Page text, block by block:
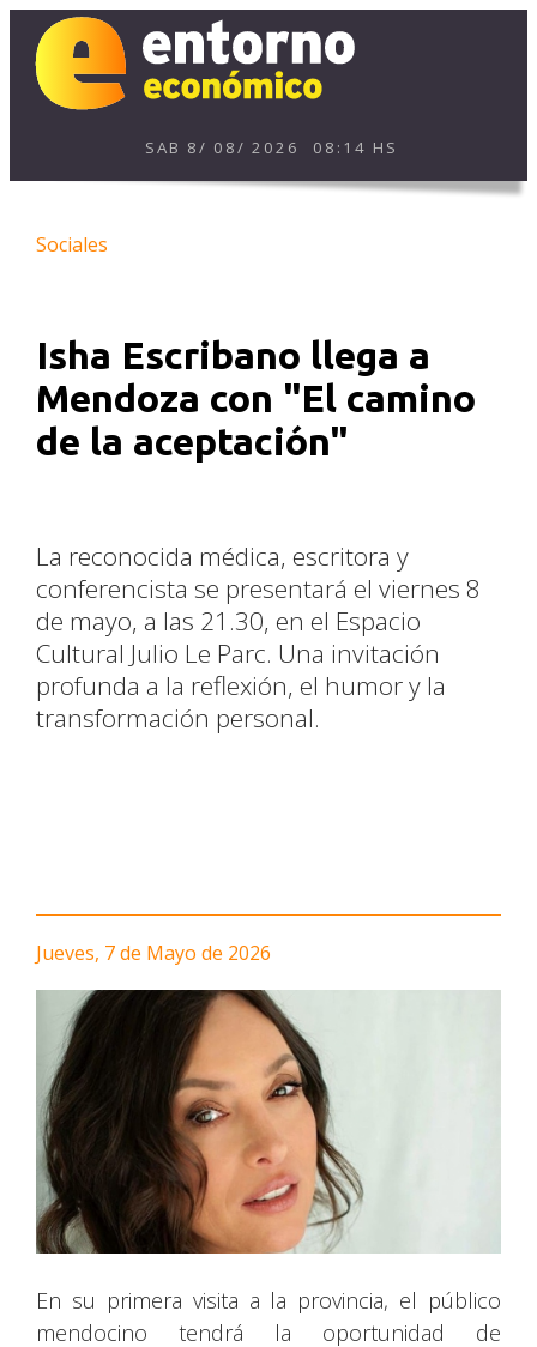
SAB 8/ 08/ 2026 08:14 HS
Sociales
Isha Escribano llega a
Mendoza con "El camino
de la aceptación"
La reconocida médica, escritora y
conferencista se presentará el viernes 8
de mayo, a las 21.30, en el Espacio
Cultural Julio Le Parc. Una invitación
profunda a la reflexión, el humor y la
transformación personal.
Jueves, 7 de Mayo de 2026
En su primera visita a la provincia, el público
mendocino tendrá la oportunidad de